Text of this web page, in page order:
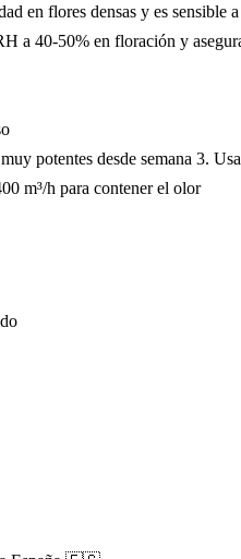
en flores densas y es sensible a
a 40-50% en floración y
potentes desde semana 3. Usa
m³/h para contener el olor